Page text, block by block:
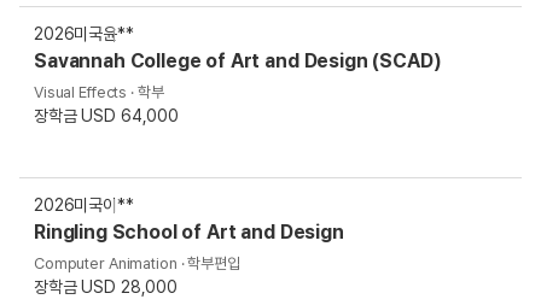
2026미국윤**
Savannah College of Art and Design (SCAD)
Visual Effects · 학부
장학금 USD 64,000
2026미국이**
Ringling School of Art and Design
Computer Animation · 학부편입
장학금 USD 28,000